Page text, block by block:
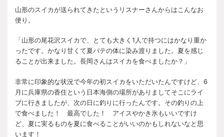
山形のスイカが送られてきたというリスナーさんからはこんなお
便り。
「山形の尾花沢スイカで、とても大きく1人で持つにはかなり重か
ったです。かなり甘くて夏バテの体に染み渡りました。夏を感じ
ることが出来ました。長岡さんはスイカを食べましたか？」
非常に印象的な状況で今年の初スイカをいただいたんですけど、6
月に兵庫県の香住という日本海側の場所がありましてそこにライ
ブに行きましたが、次の日に釣りに行ったんです。その釣りの上
で食べました！ 最高でした！ アイスやかき氷もいいですけ
ど、夏に実るものを夏に食べることがいいのかもしれないなと思
います！